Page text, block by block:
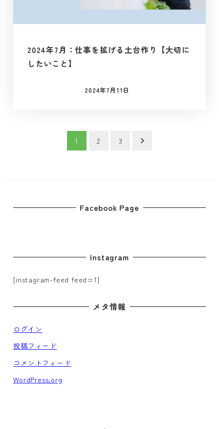
2024年7月：仕事を拡げる土台作り【大切に
したいこと】
投稿日
2024年7月11日
送
り
1 2 3
Facebook Page
Instagram
[instagram-feed feed=1]
メタ情報
ログイン
投稿フィード
コメントフィード
WordPress.org